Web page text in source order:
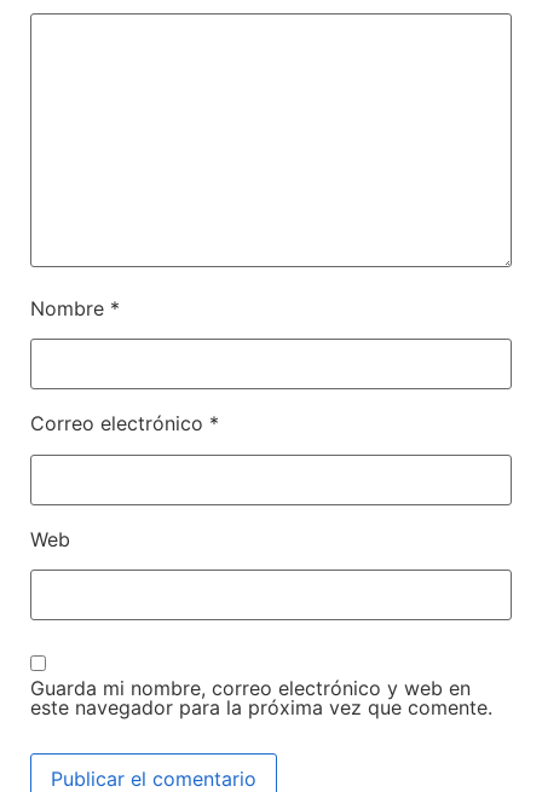
Nombre *
Correo electrónico *
Web
Guarda mi nombre, correo electrónico y web en
este navegador para la próxima vez que comente.